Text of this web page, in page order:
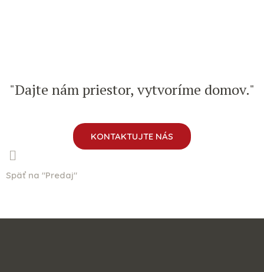
"Dajte nám priestor, vytvoríme domov."
KONTAKTUJTE NÁS
Späť na "Predaj"